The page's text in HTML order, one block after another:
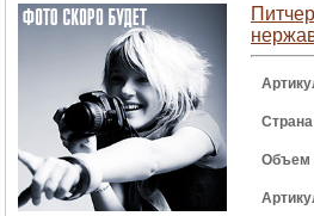
Объем